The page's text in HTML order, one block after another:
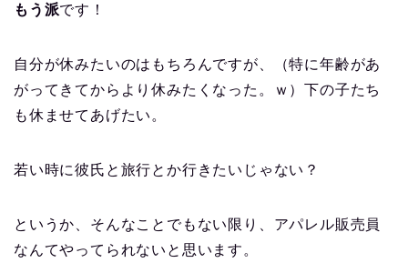
もう派です！
自分が休みたいのはもちろんですが、（特に年齢があ
がってきてからより休みたくなった。ｗ）下の子たち
も休ませてあげたい。
若い時に彼氏と旅行とか行きたいじゃない？
というか、そんなことでもない限り、アパレル販売員
なんてやってられないと思います。